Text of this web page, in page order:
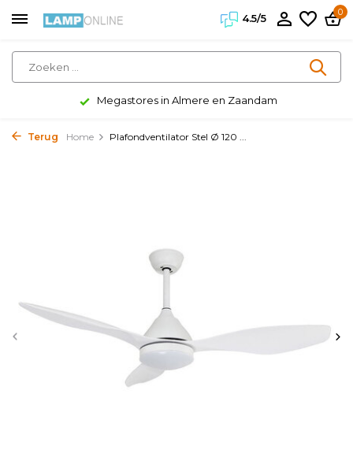
4.5/5
0
Megastores in Almere en Zaandam
Terug Home Plafondventilator Stel Ø 120 ...